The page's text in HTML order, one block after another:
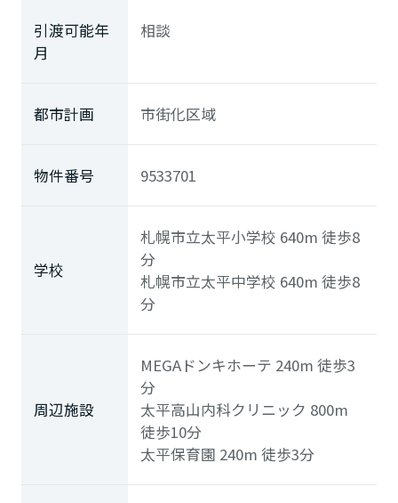
引渡可能年
月
相談
都市計画 市街化区域
物件番号 9533701
学校
札幌市立太平小学校 640m 徒歩8
分
札幌市立太平中学校 640m 徒歩8
分
周辺施設
MEGAドンキホーテ 240m 徒歩3
分
太平高山内科クリニック 800m
徒歩10分
太平保育園 240m 徒歩3分